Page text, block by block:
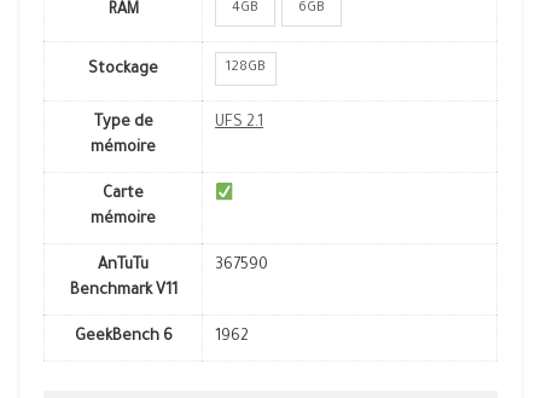
RAM 4GB 6GB
Stockage 128GB
Type de
mémoire
UFS 2.1
Carte
mémoire
AnTuTu
Benchmark V11
367590
GeekBench 6 1962